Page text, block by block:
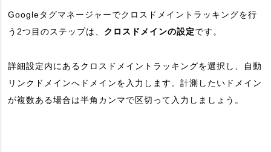
Googleタグマネージャーでクロスドメイントラッキングを行
う2つ目のステップは、 クロスドメインの設定です。
詳細設定内にあるクロスドメイントラッキングを選択し、自動
リンクドメインへドメインを入力します。計測したいドメイン
が複数ある場合は半角カンマで区切って入力しましょう。